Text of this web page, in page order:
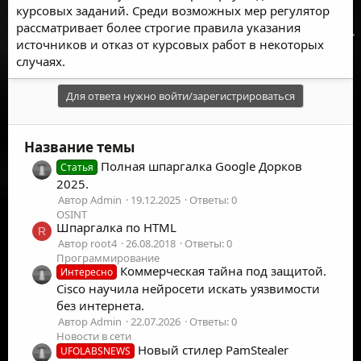
курсовых заданий. Среди возможных мер регулятор
рассматривает более строгие правила указания
источников и отказ от курсовых работ в некоторых
случаях.
Для ответа нужно войти/зарегистрироваться
Название темы
Статья
Полная шпаргалка Google Дорков
2025.
Автор Admin 19.12.2025
Ответы: 0
OSINT
R Шпаргалка по HTML
Автор root4 26.08.2018
Ответы: 0
Программирование
Интересно Коммерческая тайна под защитой.
Cisco научила нейросети искать уязвимости
без интернета.
Автор Admin 22.07.2026
Ответы: 0
Новости в сети
UFOLABSNEWS
Новый стилер PamStealer